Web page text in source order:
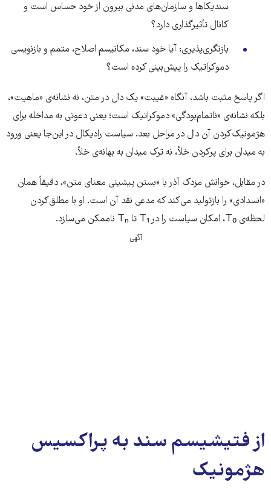
سندیکاها و سازمان‌های مدنی بیرون از خود حساس است و
کانال تأثیرگذاری دارد؟
بازنگری‌پذیری: آیا خود سند، مکانیسم اصلاح، متمم و بازنویسی
دموکراتیک را پیش‌بینی کرده است؟
اگر پاسخ مثبت باشد، آنگاه «غیبت» یک دال در متن، نه نشانه‌ی «ماهیت»،
بلکه نشانه‌ی «ناتمام‌بودگی» دموکراتیک است؛ یعنی دعوتی به مداخله برای
هژمونیک‌کردن آن دال در مراحل بعد. سیاست رادیکال در این‌جا یعنی ورود
به میدان برای پرکردن خلأ، نه ترک میدان به بهانه‌ی خلأ.
در مقابل، خوانش مزدک آذر با «بستن پیشینی معنای متن»، دقیقاً همان
«انسدادی» را بازتولید می‌کند که مدعی نقد آن است. او با مطلق‌کردن
لحظه‌ی T₀، امکان سیاست را در T₁ تا Tₙ ناممکن می‌سازد.
آگهی
از فتیشیسم سند به پراکسیس
هژمونیک